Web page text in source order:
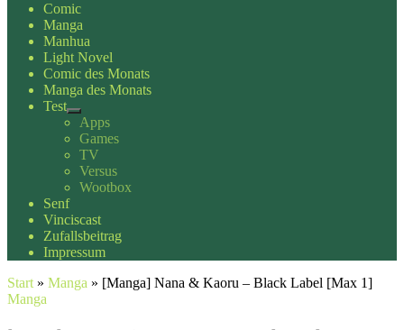
Comic
Manga
Manhua
Light Novel
Comic des Monats
Manga des Monats
Test
Apps
Games
TV
Versus
Wootbox
Senf
Vinciscast
Zufallsbeitrag
Impressum
Start » Manga » [Manga] Nana & Kaoru – Black Label [Max 1]
Manga